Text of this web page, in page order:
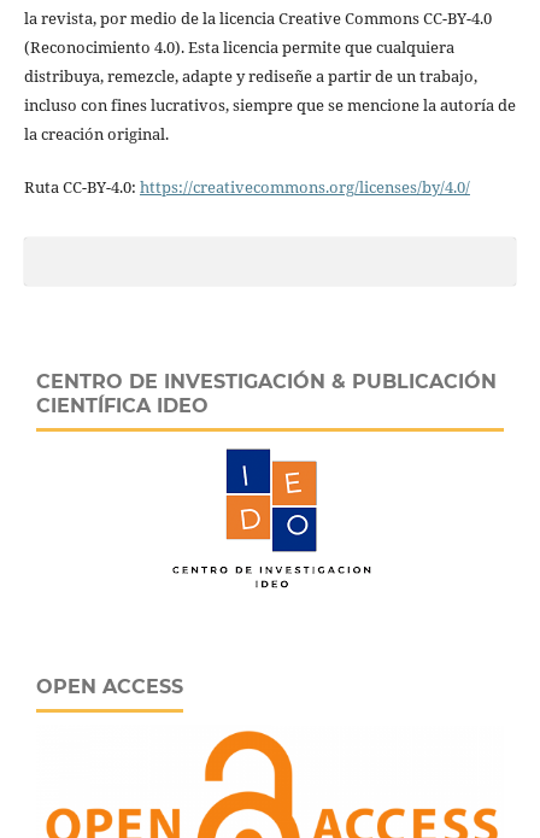
la revista, por medio de la licencia Creative Commons CC-BY-4.0
(Reconocimiento 4.0). Esta licencia permite que cualquiera
distribuya, remezcle, adapte y rediseñe a partir de un trabajo,
incluso con fines lucrativos, siempre que se mencione la autoría de
la creación original.
Ruta CC-BY-4.0: https://creativecommons.org/licenses/by/4.0/
CENTRO DE INVESTIGACIÓN & PUBLICACIÓN
CIENTÍFICA IDEO
OPEN ACCESS